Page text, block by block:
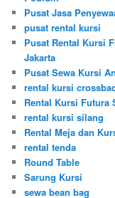
Pusat Jasa
pusat rental kursi
Pusat Rental Kursi
Jakarta
Pusat Sewa Kursi
rental kursi
Rental Kursi Futura
rental kursi silang
Rental Meja dan
rental tenda
Round Table
Sarung Kursi
sewa bean bag